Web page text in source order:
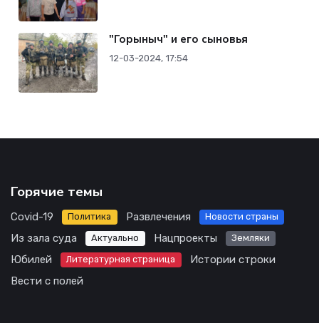
"Горыныч" и его сыновья
12-03-2024, 17:54
Горячие темы
Covid-19 Политика Развлечения Новости страны
Из зала суда Актуально Нацпроекты Земляки
Юбилей Литературная страница
Истории строки
Вести с полей